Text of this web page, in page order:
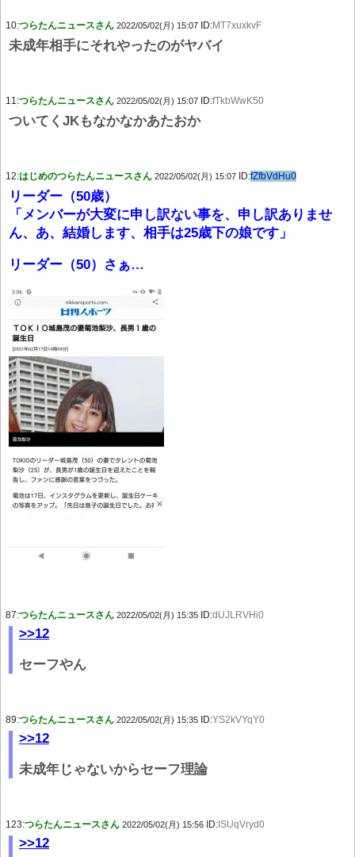
10:つらたんニュースさん 2022/05/02(月) 15:07 ID:MT7xuxkvF
未成年相手にそれやったのがヤバイ
11:つらたんニュースさん 2022/05/02(月) 15:07 ID:fTkbWwK50
ついてくJKもなかなかあたおか
12:はじめのつらたんニュースさん 2022/05/02(月) 15:07 ID:fZfbVdHu0
リーダー（50歳）
「メンバーが大変に申し訳ない事を、申し訳ありませ
ん、あ、結婚します、相手は25歳下の娘です」
リーダー（50）さぁ…
87:つらたんニュースさん 2022/05/02(月) 15:35 ID:dUJLRVHi0
>>12
セーフやん
89:つらたんニュースさん 2022/05/02(月) 15:35 ID:YS2kVYqY0
>>12
未成年じゃないからセーフ理論
123:つらたんニュースさん 2022/05/02(月) 15:56 ID: ISUqVryd0
>>12